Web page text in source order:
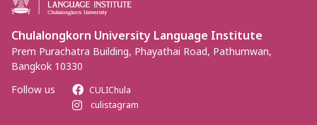
Chulalongkorn University Language Institute
Prem Purachatra Building, Phayathai Road, Pathumwan,
Bangkok 10330
Follow us
CULIChula
culistagram